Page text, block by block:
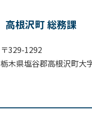
高根沢町 総務課
〒329-1292
栃木県塩谷郡高根沢町大